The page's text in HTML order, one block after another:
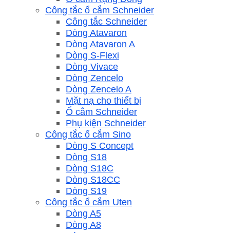
Công tắc ổ cắm Schneider
Công tắc Schneider
Dòng Atavaron
Dòng Atavaron A
Dòng S-Flexi
Dòng Vivace
Dòng Zencelo
Dòng Zencelo A
Mặt nạ cho thiết bị
Ổ cắm Schneider
Phụ kiện Schneider
Công tắc ổ cắm Sino
Dòng S Concept
Dòng S18
Dòng S18C
Dòng S18CC
Dòng S19
Công tắc ổ cắm Uten
Dòng A5
Dòng A8